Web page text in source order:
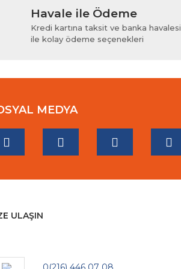
Havale ile Ödeme
Kredi kartına taksit ve banka havalesi
ile kolay ödeme seçenekleri
MEDYA
ULAŞIN